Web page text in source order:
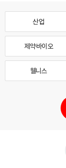
산업
제약·바이오
웰니스